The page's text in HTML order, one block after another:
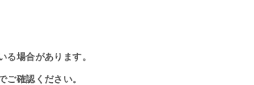
る場合があります。
ご確認ください。